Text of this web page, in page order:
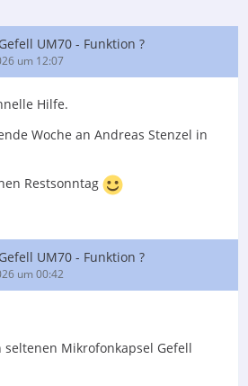
UM70 - Funktion ?
um 12:07
Hilfe.
Woche an Andreas Stenzel in
Restsonntag
UM70 - Funktion ?
um 00:42
Mikrofonkapsel Gefell